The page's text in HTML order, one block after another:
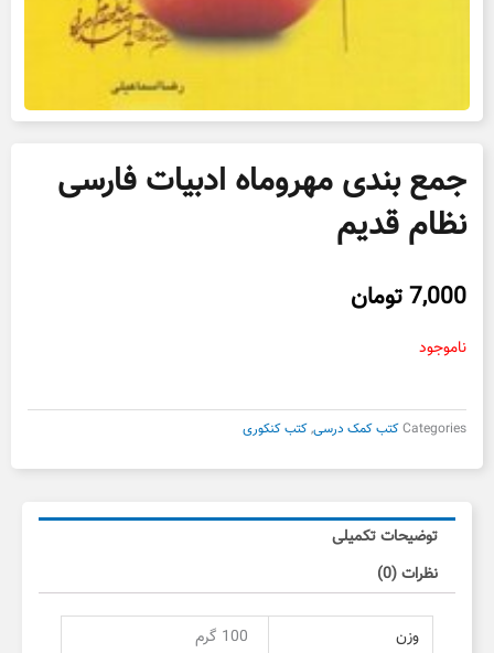
جمع بندی مهروماه ادبیات فارسی
نظام قدیم
7,000تومان
ناموجود
Categoriesکتب کمک درسی,کتب کنکوری
توضیحات تکمیلی
نظرات (0)
وزن
100 گرم